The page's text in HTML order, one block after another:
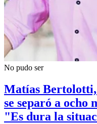
No pudo ser
Matías
se separó a ocho
"Es dura la